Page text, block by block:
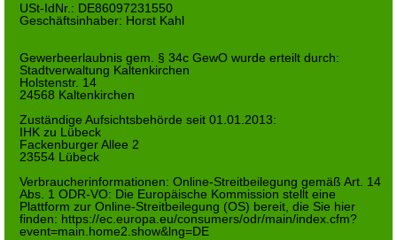
USt-IdNr.: DE86097231550
Geschäftsinhaber: Horst Kahl
Gewerbeerlaubnis gem. § 34c GewO wurde erteilt durch:
Stadtverwaltung Kaltenkirchen
Holstenstr. 14
24568 Kaltenkirchen
Zuständige Aufsichtsbehörde seit 01.01.2013:
IHK zu Lübeck
Fackenburger Allee 2
23554 Lübeck
Verbraucherinformationen: Online-Streitbeilegung gemäß Art. 14
Abs. 1 ODR-VO: Die Europäische Kommission stellt eine
Plattform zur Online-Streitbeilegung (OS) bereit, die Sie hier
finden: https://ec.europa.eu/consumers/odr/main/index.cfm?
event=main.home2.show&lng=DE